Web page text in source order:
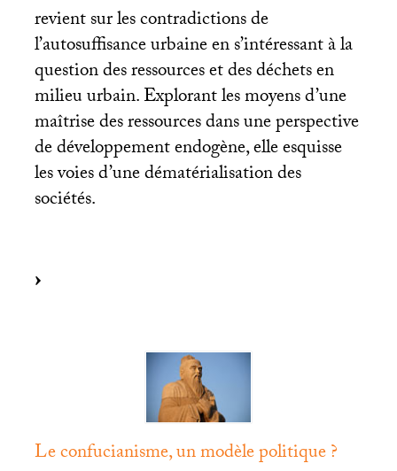
revient sur les contradictions de
l’autosuffisance urbaine en s’intéressant à la
question des ressources et des déchets en
milieu urbain. Explorant les moyens d’une
maîtrise des ressources dans une perspective
de développement endogène, elle esquisse
les voies d’une dématérialisation des
sociétés.
Le confucianisme, un modèle politique?